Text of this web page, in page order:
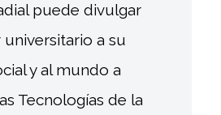
puede divulgar
universitario a su
y al mundo a
Tecnologías de la